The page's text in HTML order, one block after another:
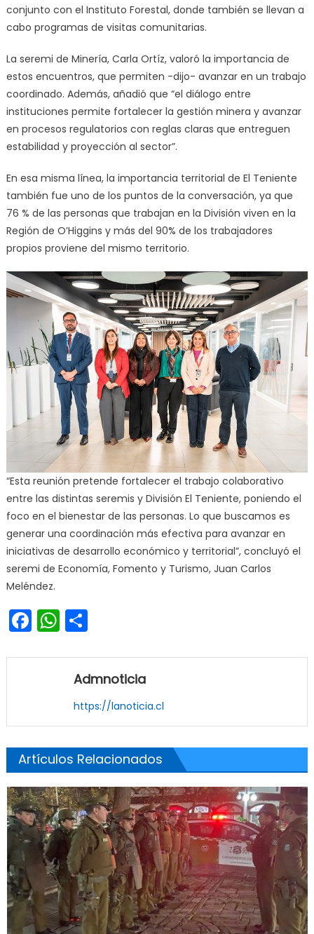
conjunto con el Instituto Forestal, donde también se llevan a
cabo programas de visitas comunitarias.
La seremi de Minería, Carla Ortíz, valoró la importancia de
estos encuentros, que permiten -dijo- avanzar en un trabajo
coordinado. Además, añadió que “el diálogo entre
instituciones permite fortalecer la gestión minera y avanzar
en procesos regulatorios con reglas claras que entreguen
estabilidad y proyección al sector”.
En esa misma línea, la importancia territorial de El Teniente
también fue uno de los puntos de la conversación, ya que
76 % de las personas que trabajan en la División viven en la
Región de O’Higgins y más del 90% de los trabajadores
propios proviene del mismo territorio.
“Esta reunión pretende fortalecer el trabajo colaborativo
entre las distintas seremis y División El Teniente, poniendo el
foco en el bienestar de las personas. Lo que buscamos es
generar una coordinación más efectiva para avanzar en
iniciativas de desarrollo económico y territorial”, concluyó el
seremi de Economía, Fomento y Turismo, Juan Carlos
Meléndez.
Facebook
WhatsApp
Share
Admnoticia
https://lanoticia.cl
Artículos Relacionados